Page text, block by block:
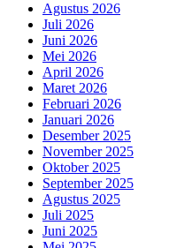
Agustus 2026
Juli 2026
Juni 2026
Mei 2026
April 2026
Maret 2026
Februari 2026
Januari 2026
Desember 2025
November 2025
Oktober 2025
September 2025
Agustus 2025
Juli 2025
Juni 2025